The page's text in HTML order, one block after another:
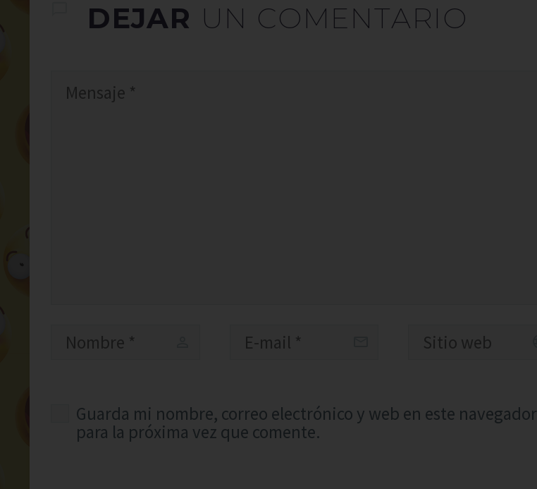
DEJAR UN COMENTARIO
Guarda mi nombre, correo electrónico y web en este navegador
para la próxima vez que comente.